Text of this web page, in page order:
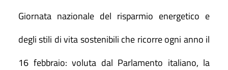
Giornata nazionale del risparmio energetico e
degli stili di vita sostenibili che ricorre ogni anno il
16 febbraio: voluta dal Parlamento italiano, la